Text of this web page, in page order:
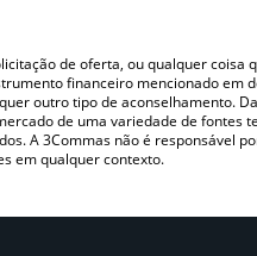
de oferta, ou qualquer
financeiro mencionado
outro tipo de aconselhamento.
de uma variedade de
A 3Commas não é
em qualquer contexto.